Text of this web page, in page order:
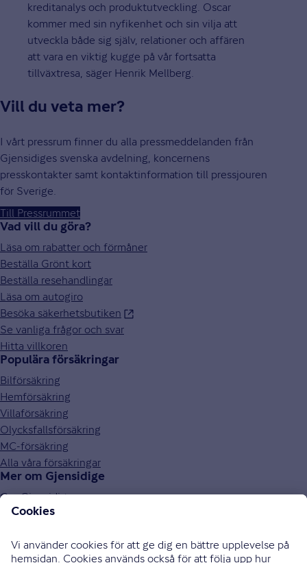
kreditanalys och produktutveckling. Oscar
kommer med sin nyfikenhet och sin vilja att
utveckla både sig själv, relationer och affären
att vara en viktig kugge på vår fortsatta
tillväxtresa, säger Henrik Mellberg.
Vill du veta mer?
I vårt pressrum finner du alla pressmeddelanden från
Gjensidiges svenska avdelning, koncernens
presskontakter samt kontaktinformation till pressjouren
för Sverige.
Till Pressrummet
Vad vill du göra?
Läsa om rabatter och förmåner
Beställa Grönt kort
Beställa resehandlingar
Läsa om autogiro
Besöka säkerhetsbutiken
Se vanliga frågor och svar
Hitta villkoren
Populära försäkringar
Bilförsäkring
Hemförsäkring
Villaförsäkring
Olycksfallsförsäkring
MC-försäkring
Alla våra försäkringar
Mer om Gjensidige
Om Gjensidige
Jobba hos oss
Press och media